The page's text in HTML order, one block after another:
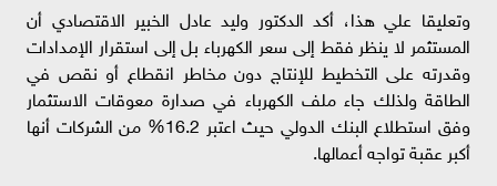
وتعليقا علي هذا، أكد الدكتور وليد عادل الخبير الاقتصادي أن
المستثمر لا ينظر فقط إلى سعر الكهرباء بل إلى استقرار الإمدادات
وقدرته على التخطيط للإنتاج دون مخاطر انقطاع أو نقص في
الطاقة ولذلك جاء ملف الكهرباء في صدارة معوقات الاستثمار
وفق استطلاع البنك الدولي حيث اعتبر 16.2% من الشركات أنها
أكبر عقبة تواجه أعمالها.